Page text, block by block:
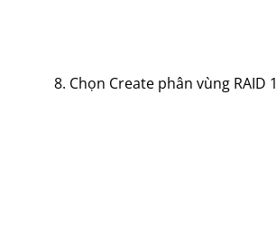
8. Chọn Create phân vùng RAID 1